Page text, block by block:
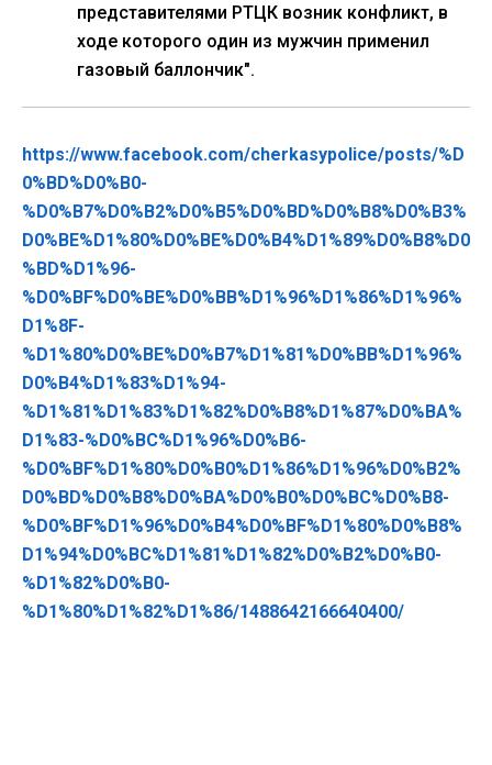
представителями РТЦК возник конфликт, в
ходе которого один из мужчин применил
газовый баллончик".
https://www.facebook.com/cherkasypolice/posts/%D
0%BD%D0%B0-
%D0%B7%D0%B2%D0%B5%D0%BD%D0%B8%D0%B3%
D0%BE%D1%80%D0%BE%D0%B4%D1%89%D0%B8%D0
%BD%D1%96-
%D0%BF%D0%BE%D0%BB%D1%96%D1%86%D1%96%
D1%8F-
%D1%80%D0%BE%D0%B7%D1%81%D0%BB%D1%96%
D0%B4%D1%83%D1%94-
%D1%81%D1%83%D1%82%D0%B8%D1%87%D0%BA%
D1%83-%D0%BC%D1%96%D0%B6-
%D0%BF%D1%80%D0%B0%D1%86%D1%96%D0%B2%
D0%BD%D0%B8%D0%BA%D0%B0%D0%BC%D0%B8-
%D0%BF%D1%96%D0%B4%D0%BF%D1%80%D0%B8%
D1%94%D0%BC%D1%81%D1%82%D0%B2%D0%B0-
%D1%82%D0%B0-
%D1%80%D1%82%D1%86/1488642166640400/